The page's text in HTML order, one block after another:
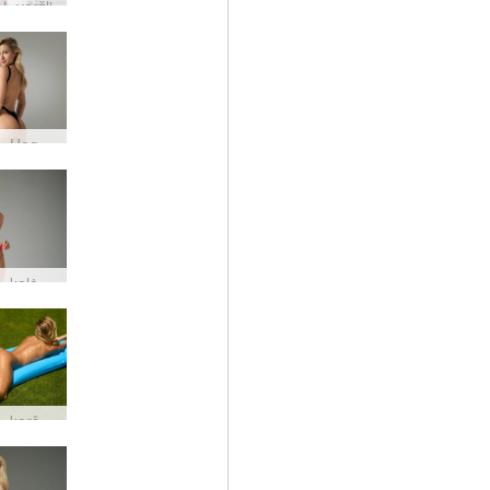
veržli
Darina L Hegre maudymosi kostiumėlis
Darina L kalėdinis apatinis trikotažas
Darina L karšta bod